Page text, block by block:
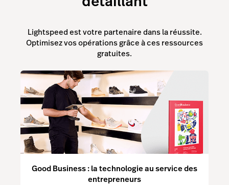
Lightspeed est votre partenaire dans la réussite.
Optimisez vos opérations grâce à ces ressources
gratuites.
Good Business : la technologie au service des
entrepreneurs